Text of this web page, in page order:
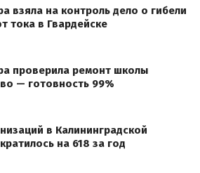
взяла на контроль дело о гибели
тока в Гвардейске
проверила ремонт школы
— готовность 99%
в Калининградской
на 618 за год